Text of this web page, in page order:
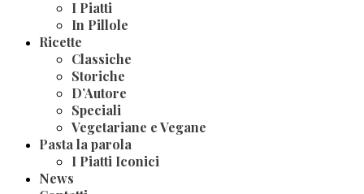
I Piatti
In Pillole
Ricette
Classiche
Storiche
D’Autore
Speciali
Vegetariane e Vegane
Pasta la parola
I Piatti Iconici
News